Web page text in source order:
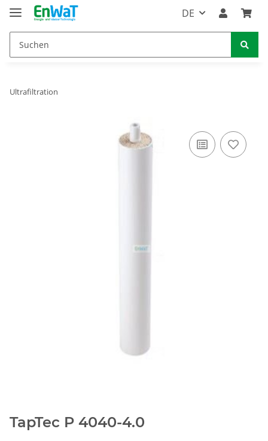
DE
Ultrafiltration
TapTec P 4040-4.0